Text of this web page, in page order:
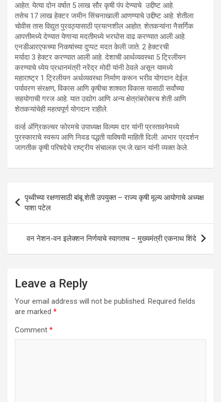
आहेत. येत्या दोन वर्षात 5 लाख सौर कृषी पंप देण्याचे उद्दीष्ट आहे.
तसेच 17 लाख हेक्टर जमीन सिंचनाखाली आणण्याचे उद्दीष्ट आहे. शेतीला
चोवीस तास विद्युत पुरवठ्यासाठी प्रयत्नशील आहोत. शेतकऱ्यांना नैसर्गिक
आपत्तीमध्ये देण्यात येणाऱ्या मदतीमध्ये भरघोस वाढ करण्यात आली आहे.
एनडीआरएफच्या निकषांच्या दुप्पट मदत केली जाते. 2 हेक्टरची
मर्यादा 3 हेक्टर करण्यात आली आहे. देशाची आर्थव्यवस्था 5 ट्रिलीयन
करण्याचे ध्येय प्रधानमंत्री नरेंद्र मोदी यांनी ठेवले असून यामध्ये
महाराष्ट्र 1 ट्रिलीयन अर्थव्यवस्था निर्माण करून भरीव योगदान देईल.
पर्यावरण संरक्षण, विकास आणि कृषीचा शाश्वत विकास यासाठी सर्वांच्या
सहयोगाची गरज आहे. यात उद्योग आणि अन्य क्षेत्रांबरोबरच शेती आणि
शेतकऱ्यांचेही महत्वपूर्ण योगदान राहीले.
वर्ल्ड ॲग्रिकल्चर फोरमचे उपाध्यक्ष विल्यम दार यांनी प्रस्तावनेमध्ये
पुरस्काराचे स्वरूप आणि निवड पद्धती याविषयी माहिती दिली. आभार प्रदर्शन
जागतीक कृषी परिषदेचे राष्ट्रीय संचालक एम.जे.खान यांनी व्यक्त केले.
navigation
पृथ्वीच्या रक्षणासाठी बांबू शेती उपयुक्त – राज्य कृषी मूल्य आयोगाचे अध्यक्ष
पाशा पटेल
वन नेशन-वन इलेक्शन निर्णयाचे स्वागतच – मुख्यमंत्री एकनाथ शिंदे
Leave a Reply
Your email address will not be published. Required fields
are marked *
Comment *